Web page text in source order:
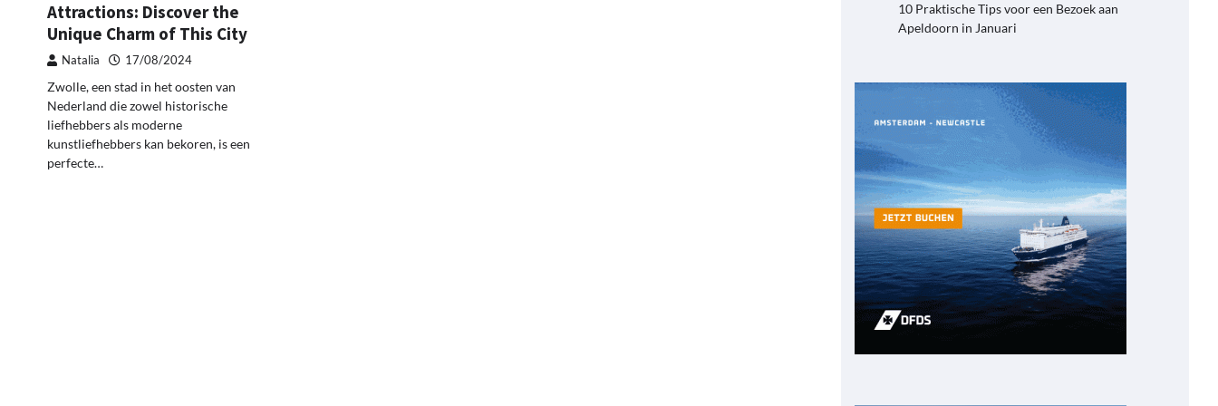
Attractions: Discover the
Unique Charm of This City
Natalia 17/08/2024
Zwolle, een stad in het oosten van
Nederland die zowel historische
liefhebbers als moderne
kunstliefhebbers kan bekoren, is een
perfecte…
10 Praktische Tips voor een Bezoek aan
Apeldoorn in Januari